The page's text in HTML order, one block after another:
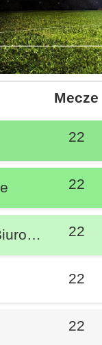
Mecze
22
22
22
22
22